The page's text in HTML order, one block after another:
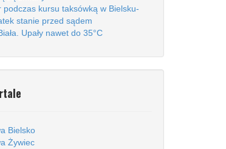
podczas kursu taksówką w Bielsku-
stanie przed sądem
Upały nawet do 35°C
Bielsko
Żywiec